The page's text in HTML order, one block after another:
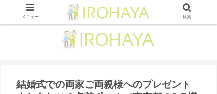
結婚式での両家ご両親様へのプレゼント
メニュー 検索